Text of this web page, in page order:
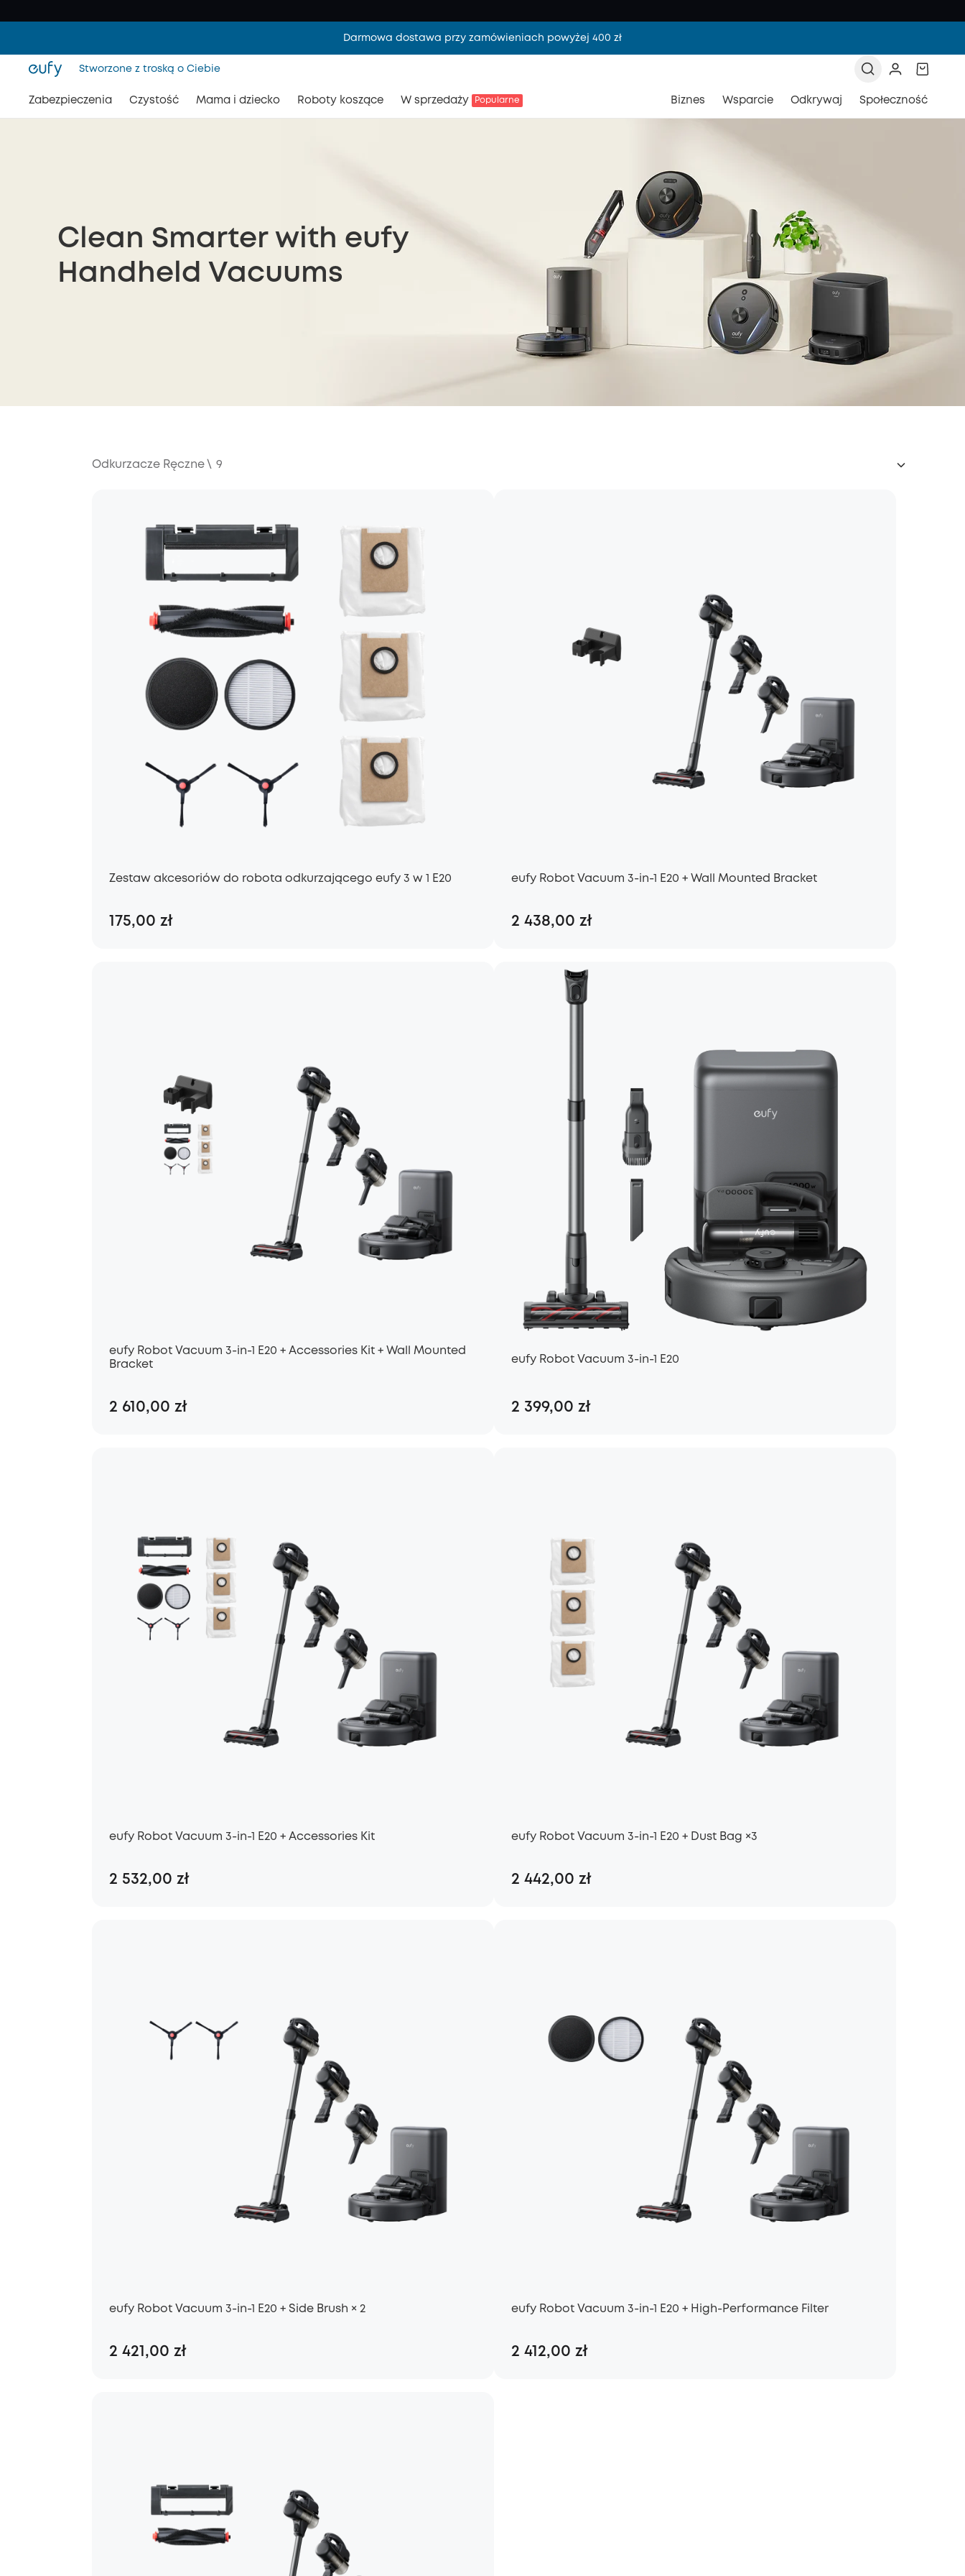
Darmowa dostawa przy zamówieniach powyżej 400 zł
Stworzone z troską o Ciebie
Zabezpieczenia Czystość Mama i dziecko Roboty koszące W sprzedaży Popularne Biznes Wsparcie Odkrywaj Społeczność
Clean Smarter with eufy
Handheld Vacuums
Odkurzacze Ręczne \ 9
Zestaw akcesoriów do robota odkurzającego eufy 3 w 1 E20
175,00 zł
eufy Robot Vacuum 3-in-1 E20 + Wall Mounted Bracket
2 438,00 zł
eufy Robot Vacuum 3-in-1 E20 + Accessories Kit + Wall Mounted
Bracket
2 610,00 zł
eufy Robot Vacuum 3-in-1 E20
2 399,00 zł
eufy Robot Vacuum 3-in-1 E20 + Accessories Kit
2 532,00 zł
eufy Robot Vacuum 3-in-1 E20 + Dust Bag ×3
2 442,00 zł
eufy Robot Vacuum 3-in-1 E20 + Side Brush × 2
2 421,00 zł
eufy Robot Vacuum 3-in-1 E20 + High-Performance Filter
2 412,00 zł